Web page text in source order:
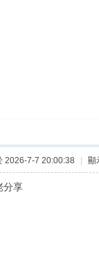
2026-7-7 20:00:38 顯
分享